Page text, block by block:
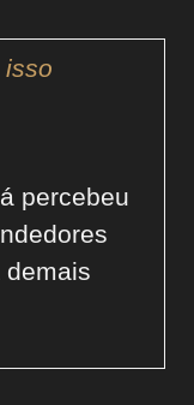
isso
percebeu